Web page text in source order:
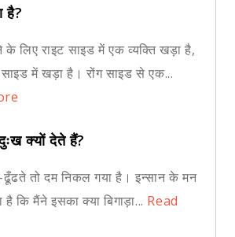
है?
लिए राइट साइड में एक व्यक्ति खड़ा है,
में खड़ा है। रोंग साइड से एक...
क्यों देते हैं?
ढूँढते तो दम निकल गया है। इन्सान के मन
है कि मैंने इसका क्या बिगाड़ा... Read